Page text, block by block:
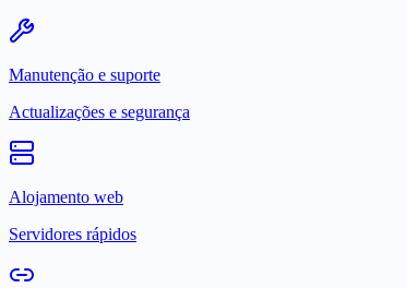
Manutenção e suporte
Actualizações e segurança
Alojamento web
Servidores rápidos